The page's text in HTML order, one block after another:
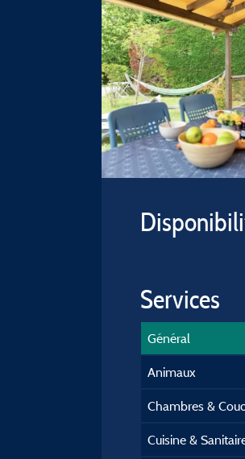
Services
Général
Animaux
Chambres &
Cuisine &